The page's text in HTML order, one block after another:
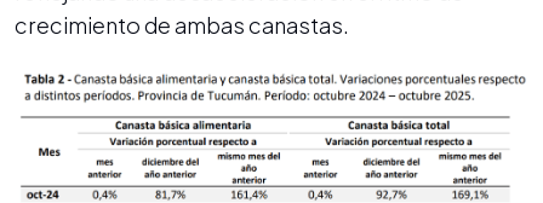
crecimiento de ambas canastas.